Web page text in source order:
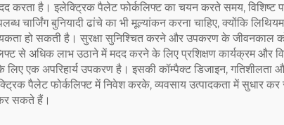
है। इलेक्ट्रिक पैलेट फोर्कलिफ्ट का चयन करते समय, विशिष्ट
चार्जिंग बुनियादी ढांचे का भी मूल्यांकन करना चाहिए, क्योंकि
हो सकती है। सुरक्षा सुनिश्चित करने और उपकरण के जीवनकाल
से अधिक लाभ उठाने में मदद करने के लिए प्रशिक्षण कार्यक्रम और
एक अपरिहार्य उपकरण है। इसकी कॉम्पैक्ट डिजाइन, गतिशीलता
पैलेट फोर्कलिफ्ट में निवेश करके, व्यवसाय उत्पादकता में
सकते हैं।